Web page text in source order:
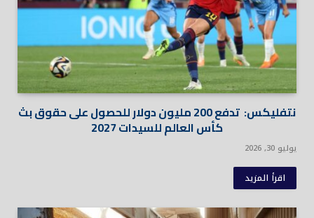
نتفليكس: تدفع 200 مليون دولار للحصول على حقوق بث
كأس العالم للسيدات 2027
يوليو 30, 2026
اقرأ المزيد